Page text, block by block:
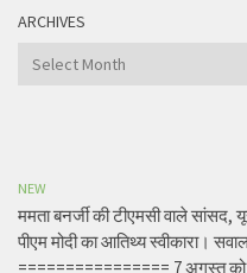
ARCHIVES
Archives
NEW
ममता बनर्जी की टीएमसी वाले
पीएम मोदी का आतिथ्य स्वीकारा।
================ 7 अगस्त को